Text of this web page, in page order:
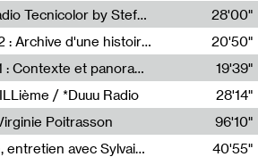
Radia Show #1098: Radio Tecnicolor by Stefan Nussbaumer & Georg Zichy (Radio Orange 94.0)
28'00"
Mémoires en Creux #2 : Archive d'une histoire artistique
20'50"
Mémoires en Creux #1 : Contexte et panorama
19'39"
/ *Duuu Radio
28'14"
Poitrasson
Poitrasson
96'10"
Anatomie du Tomason, entretien avec Sylvain Cardonnel
40'55"